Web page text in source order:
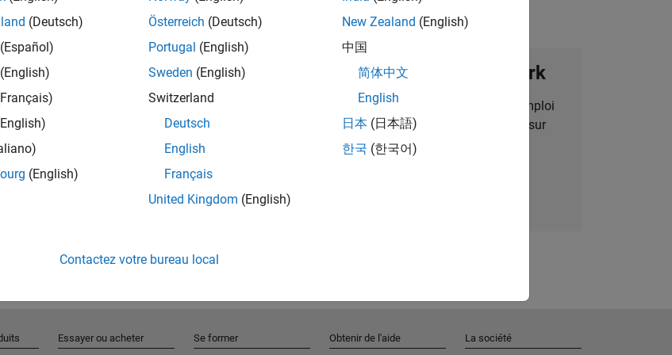
Rejoignez notre Talent Network
Recevez des alertes pour des opportunités d'emploi
personnalisées, des articles et des actualités sur
l'entreprise.
(Deutsch)
(Español)
(English)
(English)
Österreich (Deutsch)
Portugal (English)
Sweden (English)
Switzerland
Deutsch
English
Français
United Kingdom (English)
New Zealand (English)
中国
简体中文
English
日本 (日本語)
한국 (한국어)
Contactez votre bureau local
Essayer ou acheter Se former Obtenir de l'aide La société